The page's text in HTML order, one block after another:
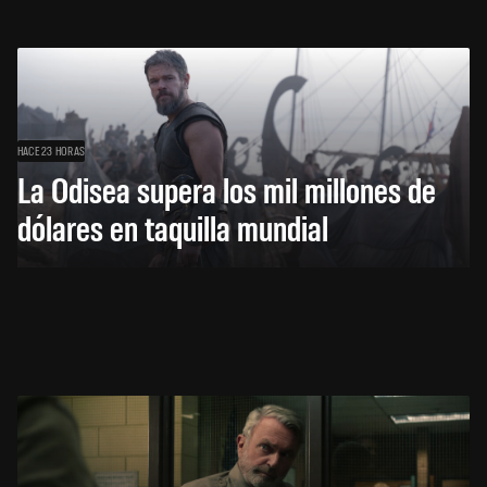
HACE 23 HORAS
La Odisea supera los mil millones de
dólares en taquilla mundial